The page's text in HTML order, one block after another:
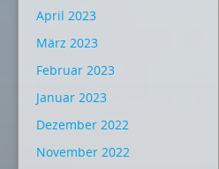
April 2023
März 2023
Februar 2023
Januar 2023
Dezember 2022
November 2022